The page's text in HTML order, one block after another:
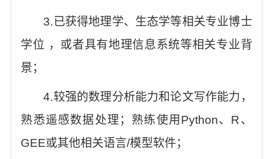
3.已获得地理学、生态学等相关专业博士
学位 ， 或者具有地理信息系统等相关专业背
景；
4.较强的数理分析能力和论文写作能力，
熟悉遥感数据处理；熟练使用 Python、 R、
GEE或其他相关语言/模型软件；